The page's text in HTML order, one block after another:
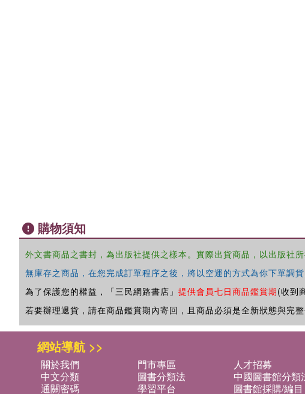
購物須知
外文書商品之書封，為出版社提供之樣本。實際出貨商品，以出版社
無庫存之商品，在您完成訂單程序之後，將以空運的方式為你下單調
為了保護您的權益，「三民網路書店」 提供會員七日商品鑑賞期(收到
若要辦理退貨，請在商品鑑賞期內寄回，且商品必須是全新狀態與完
網站導航 >>
關於我們 門市專區 人才招募
中文分類
圖書分類法 中國圖書館分類
通關密碼
學習平台 圖書館採購/編目